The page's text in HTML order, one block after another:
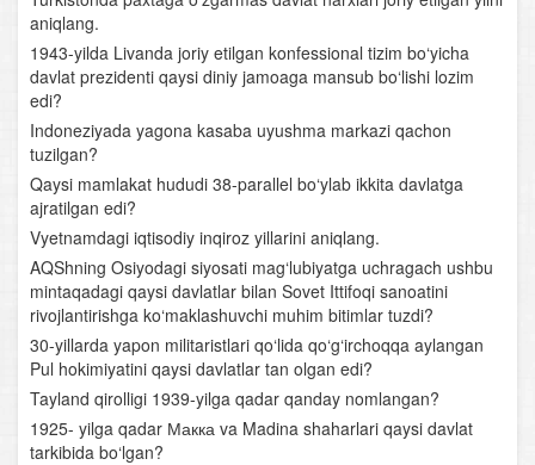
O‘zbekistonni xalqaro hamjamiyatga kirishi
aniqlang.
1943-yilda Livanda joriy etilgan konfessional tizim bo‘yicha
davlat prezidenti qaysi diniy jamoaga mansub bo‘lishi lozim
edi?
Indoneziyada yagona kasaba uyushma markazi qachon
tuzilgan?
Qaysi mamlakat hududi 38-parallel bo‘ylab ikkita davlatga
ajratilgan edi?
Vyetnamdagi iqtisodiy inqiroz yillarini aniqlang.
AQShning Osiyodagi siyosati mag‘lubiyatga uchragach ushbu
mintaqadagi qaysi davlatlar bilan Sovet Ittifoqi sanoatini
rivojlantirishga ko‘maklashuvchi muhim bitimlar tuzdi?
30-yillarda yapon militaristlari qo‘lida qo‘g‘irchoqqa aylangan
Pul hokimiyatini qaysi davlatlar tan olgan edi?
Tayland qirolligi 1939-yilga qadar qanday nomlangan?
1925- yilga qadar Макка va Madina shaharlari qaysi davlat
tarkibida bo‘lgan?